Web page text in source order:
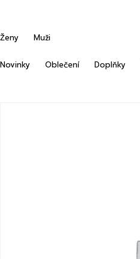
Ženy Muži
Novinky Oblečení Doplňky